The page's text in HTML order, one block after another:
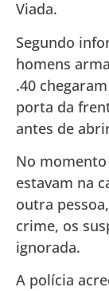
Viada.
Segundo
homens
.40
porta da
antes de
No
estavam na
outra
crime, os
ignorada.
A polícia